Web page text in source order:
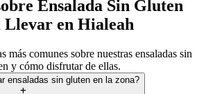
Ensalada Sin Gluten
Llevar en Hialeah
más comunes sobre nuestras ensaladas sin
y cómo disfrutar de ellas.
ensaladas sin gluten en la zona?